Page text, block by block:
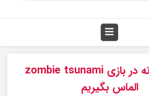
چگونه در بازی zombie tsunami
الماس بگیریم